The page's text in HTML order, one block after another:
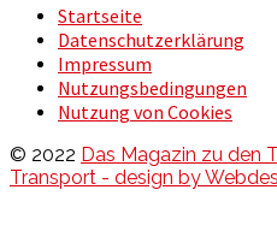
Startseite
Datenschutzerklärung
Impressum
Nutzungsbedingungen
Nutzung von Cookies
© 2022 Das Magazin zu den
Transport - design by